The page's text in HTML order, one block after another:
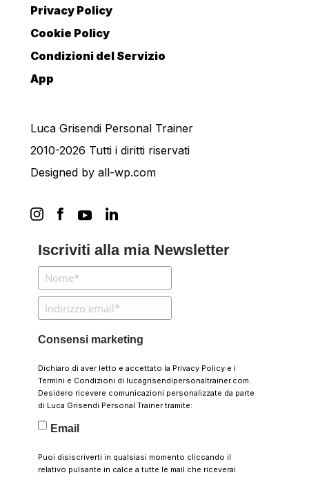
Privacy Policy
Cookie Policy
Condizioni del Servizio
App
Luca Grisendi Personal Trainer
2010-2026 Tutti i diritti riservati
Designed by all-wp.com
Iscriviti alla mia Newsletter
Consensi marketing
Dichiaro di aver letto e accettato la Privacy Policye i
Termini e Condizioni di lucagrisendipersonaltrainer.com.
Desidero ricevere comunicazioni personalizzate da parte
di Luca Grisendi Personal Trainer tramite:
Email
Puoi disiscriverti in qualsiasi momento cliccando il
relativo pulsante in calce a tutte le mail che riceverai.